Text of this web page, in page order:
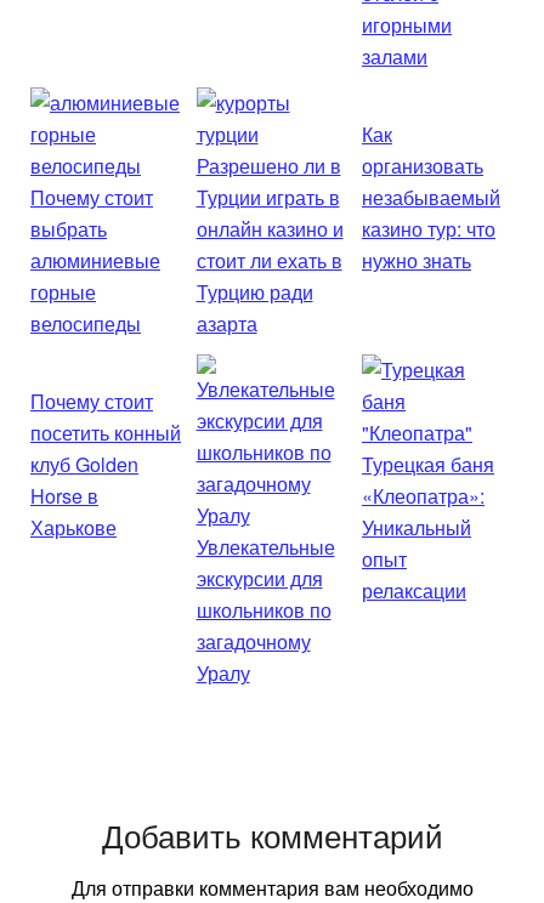
игорными
залами
Почему стоит
выбрать
алюминиевые
горные
велосипеды
Разрешено ли в
Турции играть в
онлайн казино и
стоит ли ехать в
Турцию ради
азарта
Как
организовать
незабываемый
казино тур: что
нужно знать
Почему стоит
посетить конный
клуб Golden
Horse в
Харькове
Увлекательные
экскурсии для
школьников по
загадочному
Уралу
Турецкая баня
«Клеопатра»:
Уникальный
опыт
релаксации
Добавить комментарий
Для отправки комментария вам необходимо